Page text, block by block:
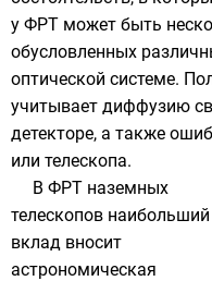
у ФРТ может быть
обусловленных
оптической системе.
учитывает диффузию
детекторе, а также
или телескопа.
В ФРТ наземных
телескопов наибольший
вклад вносит
астрономическая